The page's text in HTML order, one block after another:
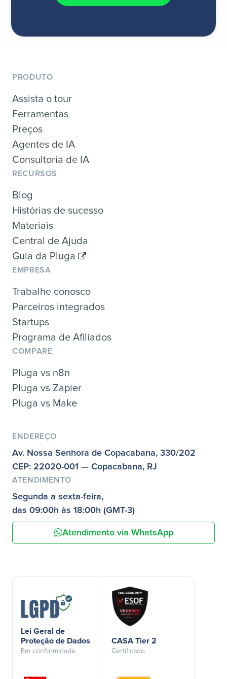
PRODUTO
Assista o tour
Ferramentas
Preços
Agentes de IA
Consultoria de IA
RECURSOS
Blog
Histórias de sucesso
Materiais
Central de Ajuda
Guia da Pluga
EMPRESA
Trabalhe conosco
Parceiros integrados
Startups
Programa de Afiliados
COMPARE
Pluga vs n8n
Pluga vs Zapier
Pluga vs Make
ENDEREÇO
Av. Nossa Senhora de Copacabana, 330/202
CEP: 22020-001 — Copacabana, RJ
ATENDIMENTO
Segunda a sexta-feira,
das 09:00h às 18:00h (GMT-3)
Atendimento via WhatsApp
Lei Geral de
Proteção de Dados
Em conformidade
CASA Tier 2
Certificado